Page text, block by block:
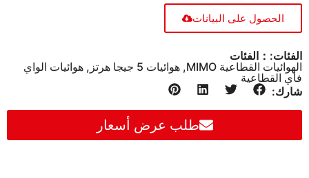
الحصول على البيانات
الفئات:：الفئات
الهوائيات القطاعية MIMO
, هوائيات 5 جيجا هرتز , هوائيات الواي
فاي القطاعية
شارك:
طلب عرض أسعار